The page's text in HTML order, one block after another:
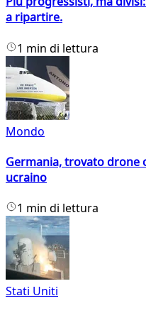
a ripartire.
1 min di lettura
Mondo
Germania, trovato drone
ucraino
1 min di lettura
Stati Uniti